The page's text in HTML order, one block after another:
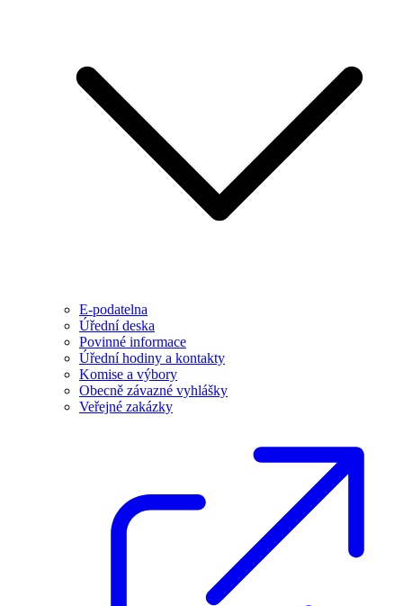
E-podatelna
Úřední deska
Povinné informace
Úřední hodiny a kontakty
Komise a výbory
Obecně závazné vyhlášky
Veřejné zakázky